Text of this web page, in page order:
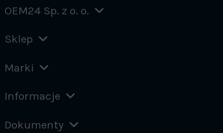
OEM24 Sp. z o. o.
Sklep
Marki
Informacje
Dokumenty